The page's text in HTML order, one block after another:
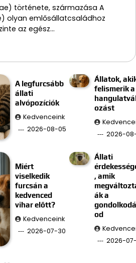
története, származása A
olyan emlősállatcsaládhoz
az egész…
A legfurcsább
állati
alvópozíciók
Kedvenceink
2026-08-05
Állatok,
felismerik a
ozást
2026-
Miért
viselkedik
furcsán a
kedvenced
vihar előtt?
Kedvenceink
2026-07-30
Állati
, amik
ák a
od
2026-